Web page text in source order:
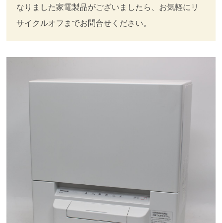
なりました家電製品がございましたら、お気軽にリ
サイクルオフまでお問合せください。